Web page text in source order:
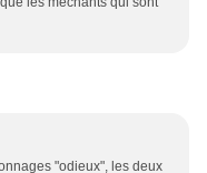
"odieux", les deux